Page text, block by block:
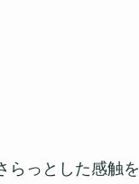
らっとした感触を